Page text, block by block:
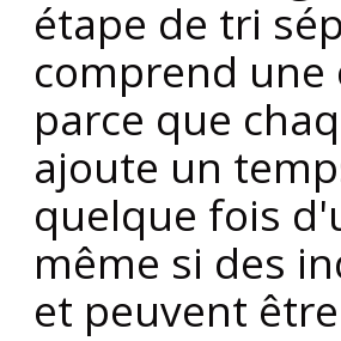
étape de tri
comprend une
parce que
ajoute un
quelque fois
même si des
et peuvent